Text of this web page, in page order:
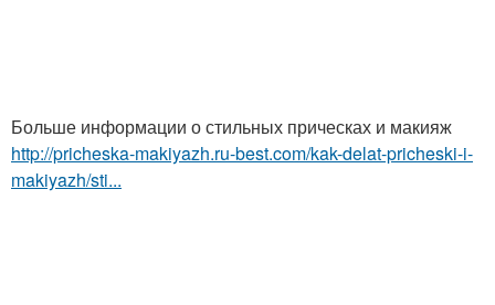
Больше информации о стильных прическах и макияж
http://pricheska-makiyazh.ru-best.com/kak-delat-pricheski-i-
makiyazh/sti...